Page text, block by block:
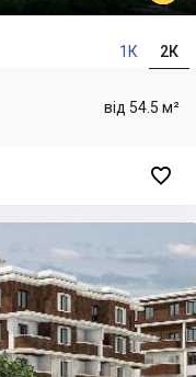
1К 2К
від 54.5 м²
